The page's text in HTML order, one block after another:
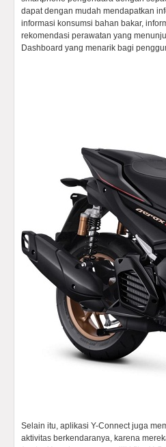
dapat dengan mudah mendapatkan
informasi konsumsi bahan bakar,
rekomendasi perawatan yang
Dashboard yang menarik bagi
Selain itu, aplikasi Y-Connect juga
aktivitas berkendaranya, karena